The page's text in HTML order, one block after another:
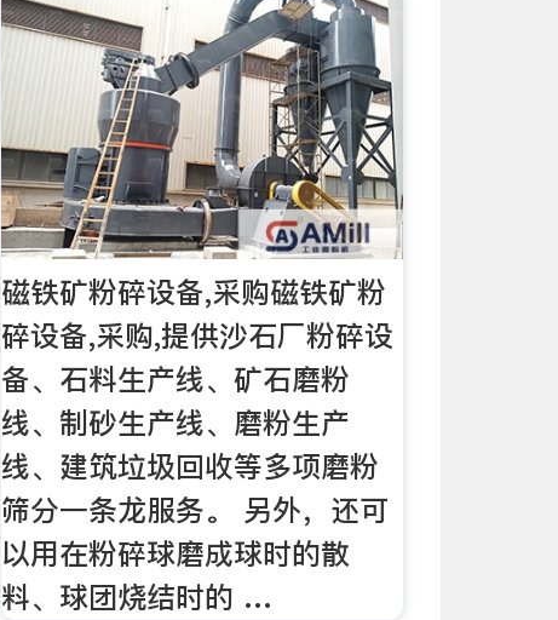
磁铁矿粉碎设备,采购磁铁矿粉
碎设备,采购,提供沙石厂粉碎设
备、石料生产线、矿石磨粉
线、制砂生产线、磨粉生产
线、建筑垃圾回收等多项磨粉
筛分一条龙服务。 另外，还可
以用在粉碎球磨成球时的散
料、球团烧结时的 …